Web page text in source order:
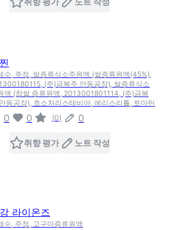
수, 주정, 쌀증류식소주원액 (쌀증류원액(45%),
(주)금복주 안동공장), 쌀증류식소
액 (찹쌀 증류원액, 2013001801114, (주)금복
동공장), 효소처리스테비아, 에리스리톨, 토마틴
0 0 (0) 0
취향 평가 노트 작성
라이온즈
수, 주정, 고구마증류원액